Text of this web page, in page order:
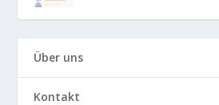
Über uns
Kontakt